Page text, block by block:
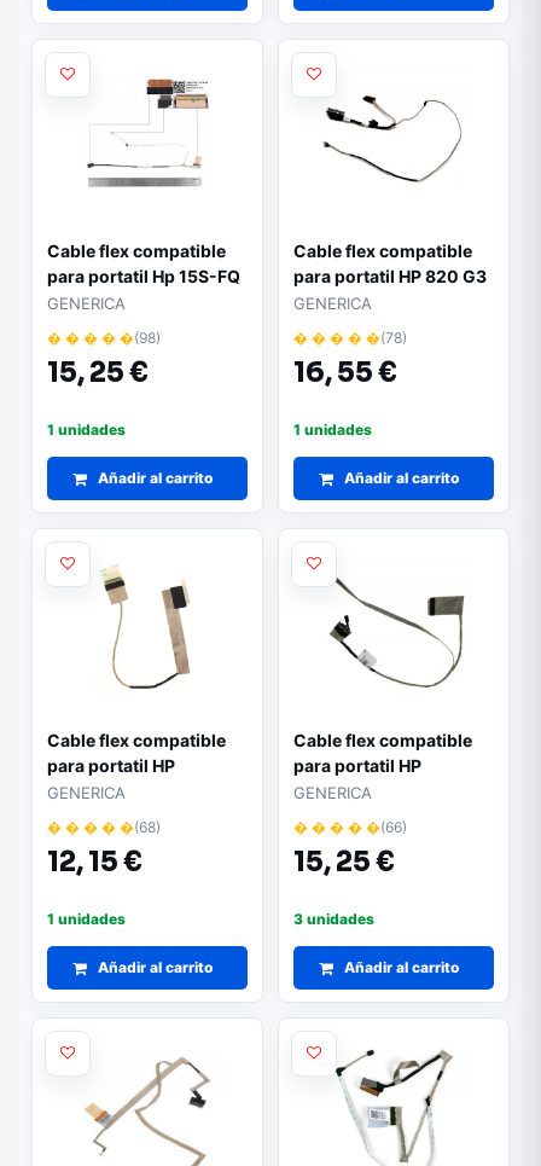
Cable flex compatible
para portatil Hp 15S-FQ
40 PINES
DD00P5LC040
GENERICA
� � � � �(98)
15,25 €
1 unidades
Añadir al carrito
Cable flex compatible
para portatil HP 820 G3
/ 840 G3 / 845 G3 / 740
G3 / 745 G3 / 823951-
001
GENERICA
� � � � �(78)
16,55 €
1 unidades
Añadir al carrito
Cable flex compatible
para portatil HP
Compaq 510 / 515 / 515
/ 516/ Cq610
GENERICA
� � � � �(68)
12,15 €
1 unidades
Añadir al carrito
Cable flex compatible
para portatil HP
Compaq 630/ 631 / 635
/ 636 646120-001
GENERICA
� � � � �(66)
15,25 €
3 unidades
Añadir al carrito